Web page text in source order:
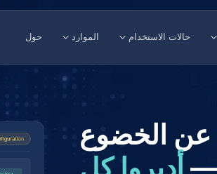
حالات الاستخدام الموارد حول
إنشاء عقود متوافقةعن الخضوع
— أديروا كل